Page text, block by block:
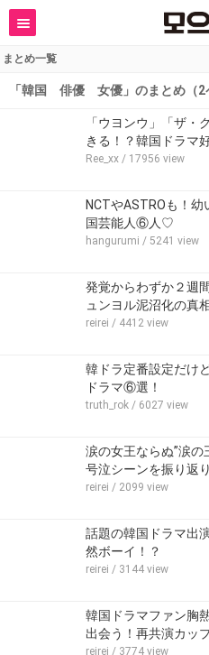
まとめ一覧
「韓国 俳優 女優」のまとめ（2
「ウヨンウ」「ザ・
きる！？韓国ドラマ
Ree_xx / 17956 view
NCTやASTROも！
国芸能人⑥人♡
hangurumi / 5241 view
発覚からわずか２週
ュンヨル泥沼化の真
reirei / 4412 view
韓ドラ定番設定だけ
ドラマ⑥選！
truth_rok / 6027 view
涙の女王ならぬ”涙
号泣シーンを振り返
reirei / 2099 view
話題の韓国ドラマ出
然ボーイ！？
reirei / 3144 view
韓国ドラマファン胸
出会う！再共演カッ
reirei / 3774 view